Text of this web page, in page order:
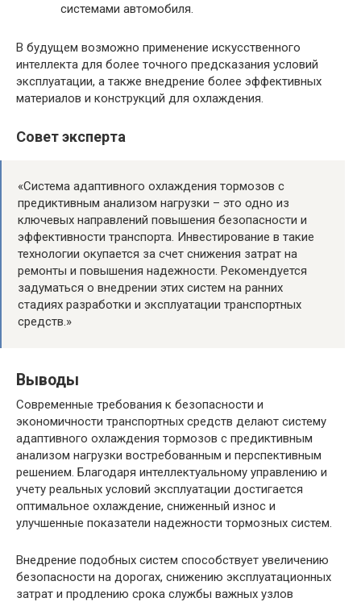
системами автомобиля.
В будущем возможно применение искусственного
интеллекта для более точного предсказания условий
эксплуатации, а также внедрение более эффективных
материалов и конструкций для охлаждения.
Совет эксперта
«Система адаптивного охлаждения тормозов с
предиктивным анализом нагрузки – это одно из
ключевых направлений повышения безопасности и
эффективности транспорта. Инвестирование в такие
технологии окупается за счет снижения затрат на
ремонты и повышения надежности. Рекомендуется
задуматься о внедрении этих систем на ранних
стадиях разработки и эксплуатации транспортных
средств.»
Выводы
Современные требования к безопасности и
экономичности транспортных средств делают систему
адаптивного охлаждения тормозов с предиктивным
анализом нагрузки востребованным и перспективным
решением. Благодаря интеллектуальному управлению и
учету реальных условий эксплуатации достигается
оптимальное охлаждение, сниженный износ и
улучшенные показатели надежности тормозных систем.
Внедрение подобных систем способствует увеличению
безопасности на дорогах, снижению эксплуатационных
затрат и продлению срока службы важных узлов